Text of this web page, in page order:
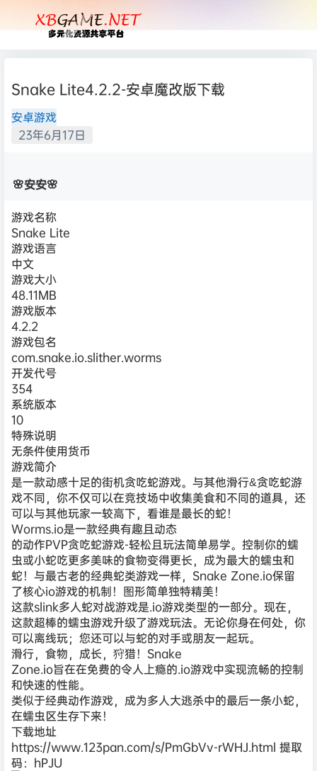
Snake Lite4.2.2-安卓魔改版下载
安卓游戏
23年6月17日
🌸安安🌸
游戏名称
Snake Lite
游戏语言
中文
游戏大小
48.11MB
游戏版本
4.2.2
游戏包名
com.snake.io.slither.worms
开发代号
354
系统版本
10
特殊说明
无条件使用货币
游戏简介
是一款动感十足的街机贪吃蛇游戏。与其他滑行&贪吃蛇游
戏不同，你不仅可以在竞技场中收集美食和不同的道具，还
可以与其他玩家一较高下，看谁是最长的蛇！
Worms.io是一款经典有趣且动态
的动作PVP贪吃蛇游戏-轻松且玩法简单易学。控制你的蠕
虫或小蛇吃更多美味的食物变得更长，成为最大的蠕虫和
蛇！与最古老的经典蛇类游戏一样，Snake Zone.io保留
了核心io游戏的机制！图形简单独特精美！
这款slink多人蛇对战游戏是.io游戏类型的一部分。现在，
这款超棒的蠕虫游戏升级了游戏玩法。无论你身在何处，你
可以离线玩；您还可以与蛇的对手或朋友一起玩。
滑行，食物，成长，狩猎！Snake
Zone.io旨在在免费的令人上瘾的.io游戏中实现流畅的控制
和快速的性能。
类似于经典动作游戏，成为多人大逃杀中的最后一条小蛇，
在蠕虫区生存下来！
下载地址
https://www.123pan.com/s/PmGbVv-rWHJ.html 提取
码：hPJU